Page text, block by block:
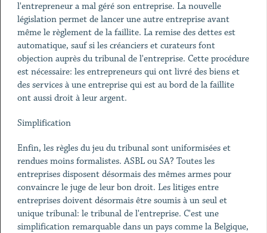
l'entrepreneur a mal géré son entreprise. La nouvelle
législation permet de lancer une autre entreprise avant
même le règlement de la faillite. La remise des dettes est
automatique, sauf si les créanciers et curateurs font
objection auprès du tribunal de l'entreprise. Cette procédure
est nécessaire: les entrepreneurs qui ont livré des biens et
des services à une entreprise qui est au bord de la faillite
ont aussi droit à leur argent.
Simplification
Enfin, les règles du jeu du tribunal sont uniformisées et
rendues moins formalistes. ASBL ou SA? Toutes les
entreprises disposent désormais des mêmes armes pour
convaincre le juge de leur bon droit. Les litiges entre
entreprises doivent désormais être soumis à un seul et
unique tribunal: le tribunal de l'entreprise. C'est une
simplification remarquable dans un pays comme la Belgique,